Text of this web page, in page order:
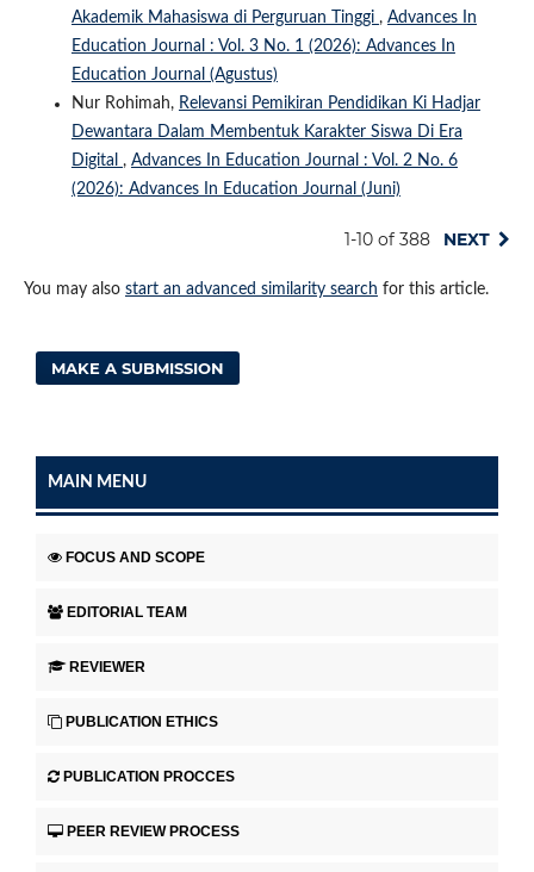
Akademik Mahasiswa di Perguruan Tinggi , Advances In
Education Journal : Vol. 3 No. 1 (2026): Advances In
Education Journal (Agustus)
Nur Rohimah, Relevansi Pemikiran Pendidikan Ki Hadjar
Dewantara Dalam Membentuk Karakter Siswa Di Era
Digital , Advances In Education Journal : Vol. 2 No. 6
(2026): Advances In Education Journal (Juni)
1-10 of 388 NEXT
You may also start an advanced similarity search for this article.
MAKE A SUBMISSION
MAIN MENU
FOCUS AND SCOPE
EDITORIAL TEAM
REVIEWER
PUBLICATION ETHICS
PUBLICATION PROCCES
PEER REVIEW PROCESS